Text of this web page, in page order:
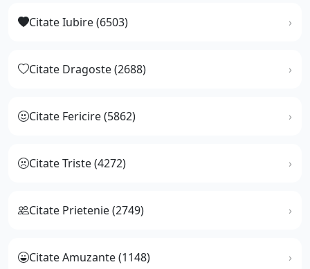
Citate Iubire (6503)
Citate Dragoste (2688)
Citate Fericire (5862)
Citate Triste (4272)
Citate Prietenie (2749)
Citate Amuzante (1148)